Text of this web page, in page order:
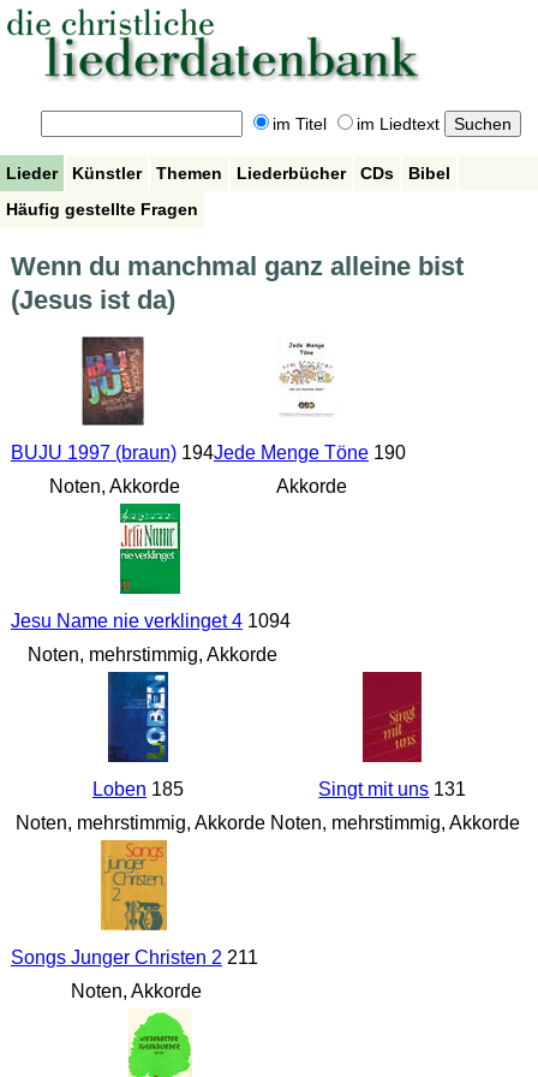
im Titel im Liedtext
Lieder Künstler Themen Liederbücher CDs
Bibel
Häufig gestellte Fragen
Wenn du manchmal ganz alleine bist
(Jesus ist da)
BUJU 1997 (braun)194
Noten, Akkorde
Jede Menge Töne190
Akkorde
Jesu Name nie verklinget 41094
Noten, mehrstimmig, Akkorde
Loben 185
Noten, mehrstimmig, Akkorde
Singt mit uns 131
Noten, mehrstimmig, Akkorde
Songs Junger Christen 2 211
Noten, Akkorde